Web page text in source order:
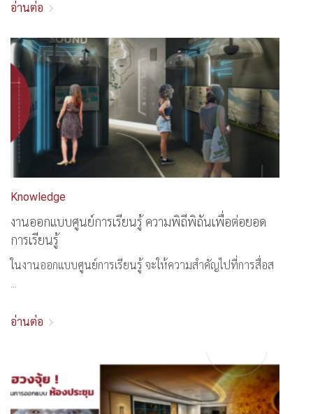
อ่านต่อ
Knowledge
งานออกแบบศูนย์การเรียนรู้ ความพิถีพิถันเพื่อต่อยอด
การเรียนรู้
ในงานออกแบบศูนย์การเรียนรู้ จะให้ความสำคัญไปที่การสื่อส
อ่านต่อ